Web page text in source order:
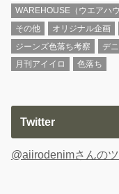
WAREHOUSE（ウエアハウ
その他
オリジナル企画
ジーンズ色落ち考察
デ
月刊アイイロ
色落ち
Twitter
@aiirodenimさんの